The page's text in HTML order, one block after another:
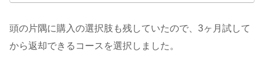
頭の片隅に購入の選択肢も残していたので、3ヶ月試して
から返却できるコースを選択しました。